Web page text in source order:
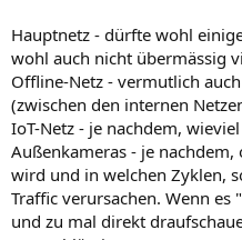
Hauptnetz - dürfte wohl
wohl auch nicht übermässig
Offline-Netz - vermutlich
(zwischen den internen
IoT-Netz - je nachdem,
Außenkameras - je
wird und in welchen Zyklen,
Traffic verursachen. Wenn
und zu mal direkt